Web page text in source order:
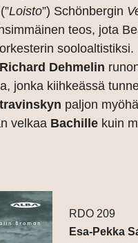
(”Loisto”) Schönbergin
teos, jota
sooloaltistiksi.
Richard Dehmelin
jonka kiihkeässä
paljon
velkaa Bachille kuin
RDO 209
Esa-Pekka